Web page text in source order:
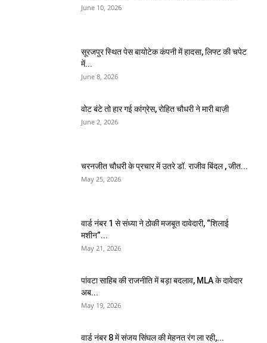
June 10, 2026
सूरजपुर स्थित पेस बायोटेक कंपनी में हादसा, लिफ्ट की चपेट
में...
June 8, 2026
वोट बंटे तो हार गई कांग्रेस, रोहित चौधरी ने मारी बाज़ी
June 2, 2026
चरनजीत चौधरी के प्रचार में उतरे डॉ. राजीव बिंदल , जीत...
May 25, 2026
वार्ड नंबर 1 से संध्या ने ठोकी मजबूत दावेदारी, “शिलाई
मशीन”...
May 21, 2026
पांवटा साहिब की राजनीति में बड़ा बदलाव, MLA के दावेदार
अब...
May 19, 2026
वार्ड नंबर 8 में संजय सिंघल की मेहनत रंग ला रही,...